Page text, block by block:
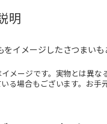
明
をイメージしたさつまい
メージです。実物とは異な
いる場合もございます。お手